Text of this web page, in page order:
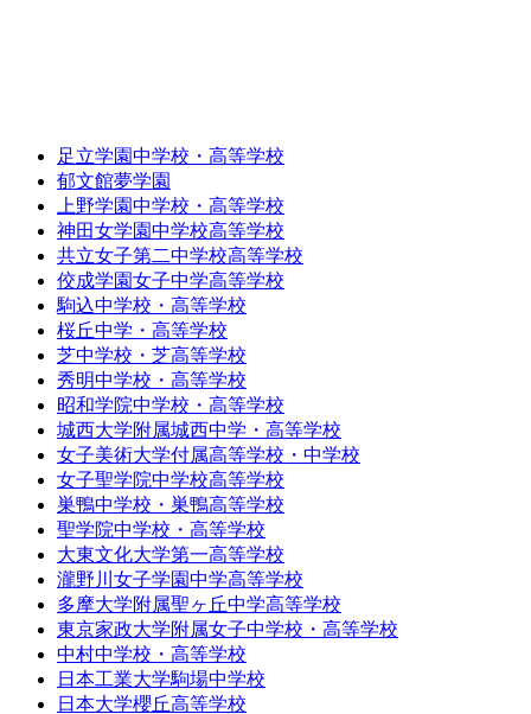
足立学園中学校・高等学校
郁文館夢学園
上野学園中学校・高等学校
神田女学園中学校高等学校
共立女子第二中学校高等学校
佼成学園女子中学高等学校
駒込中学校・高等学校
桜丘中学・高等学校
芝中学校・芝高等学校
秀明中学校・高等学校
昭和学院中学校・高等学校
城西大学附属城西中学・高等学校
女子美術大学付属高等学校・中学校
女子聖学院中学校高等学校
巣鴨中学校・巣鴨高等学校
聖学院中学校・高等学校
大東文化大学第一高等学校
瀧野川女子学園中学高等学校
多摩大学附属聖ヶ丘中学高等学校
東京家政大学附属女子中学校・高等学校
中村中学校・高等学校
日本工業大学駒場中学校
日本大学櫻丘高等学校